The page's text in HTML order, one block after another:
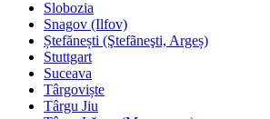
Slobozia
Snagov (Ilfov)
Ștefănești (Ştefãneşti, Argeș)
Stuttgart
Suceava
Târgoviște
Târgu Jiu